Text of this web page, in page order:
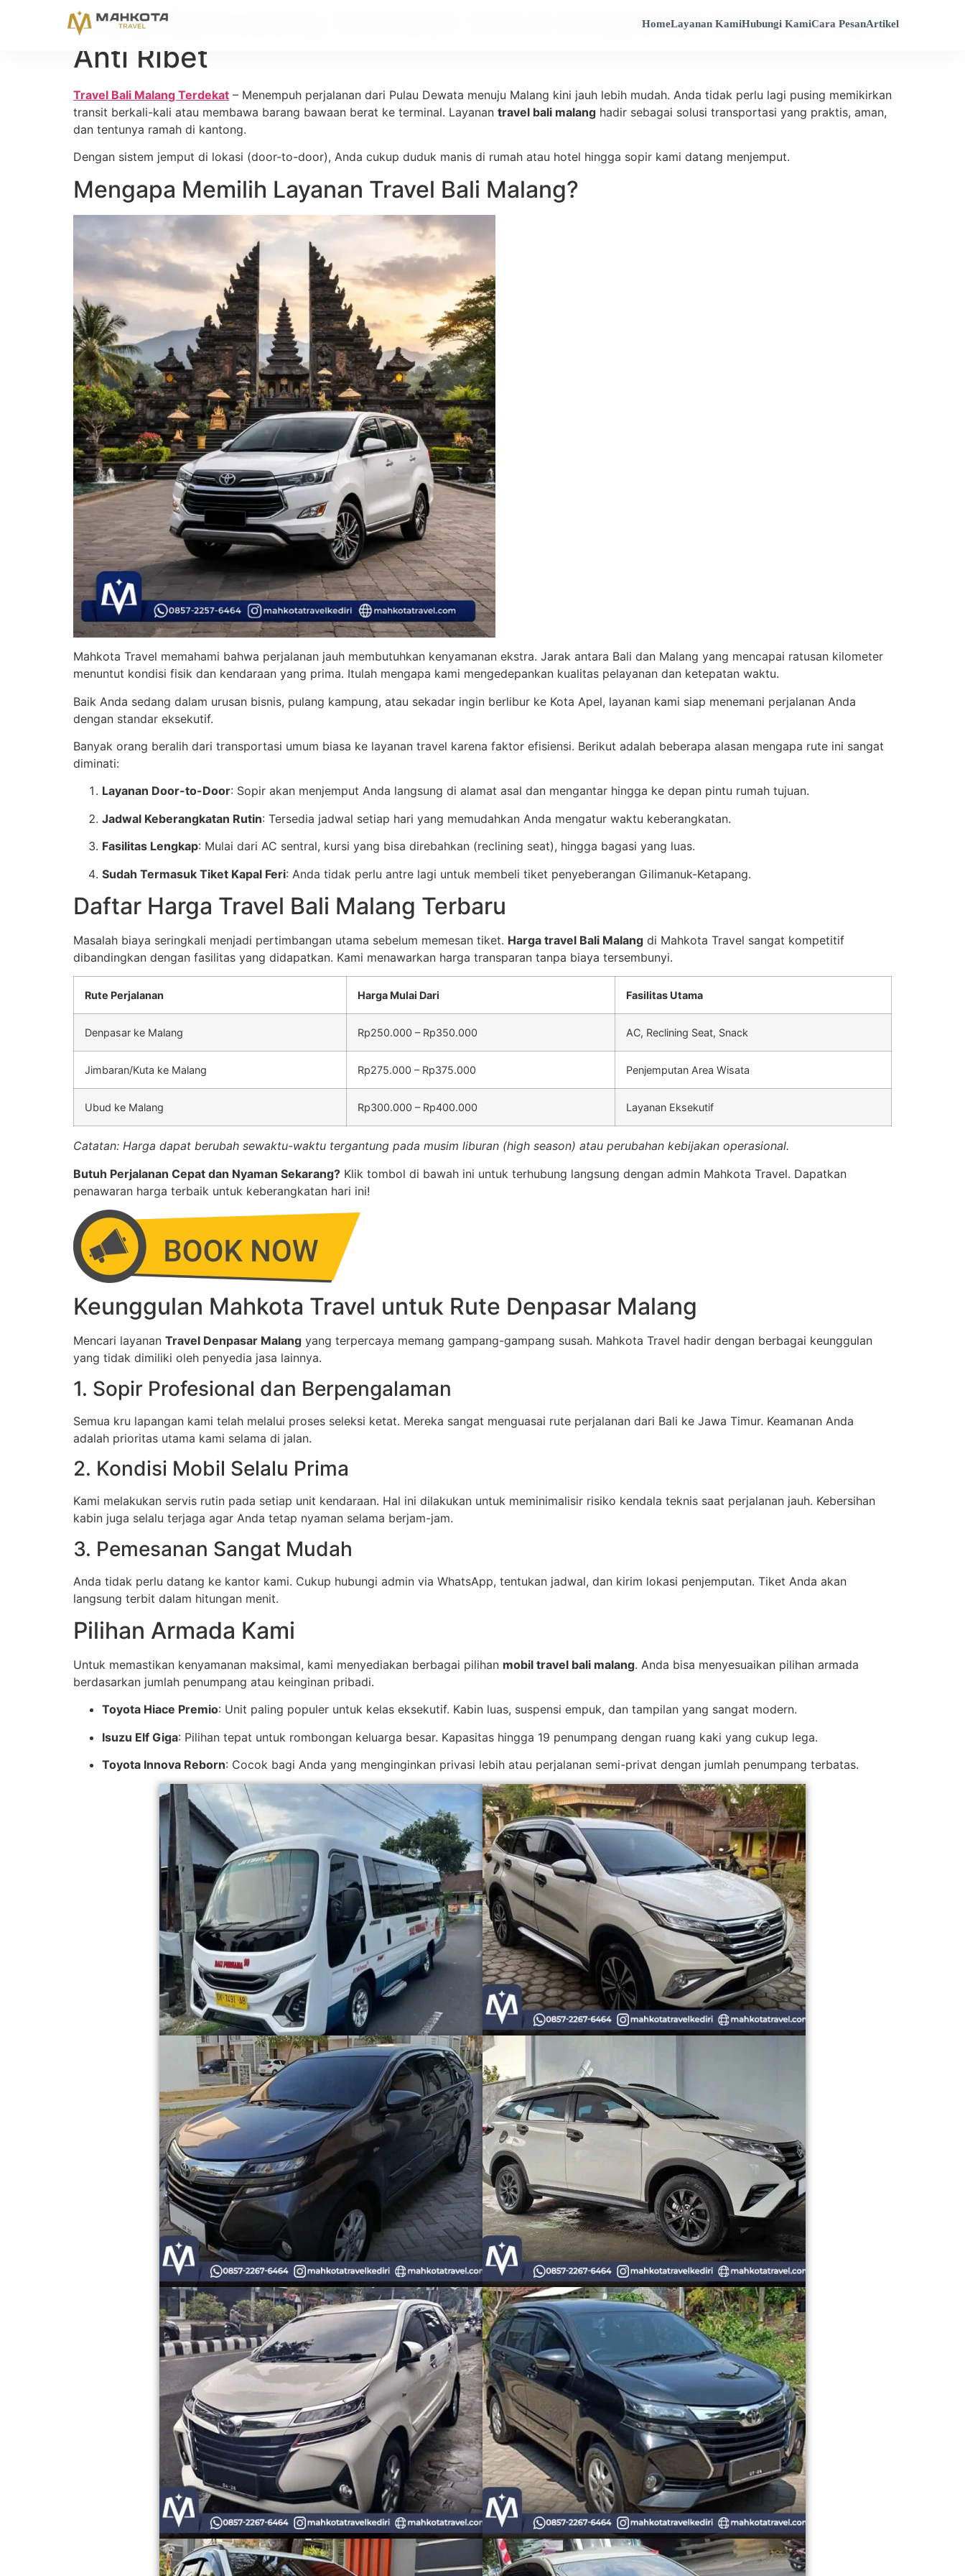
HomeLayanan KamiHubungi KamiCara PesanArtikel
Travel Bali Malang Terdekat: Solusi Perjalanan Nyaman dan
Anti Ribet
Travel Bali Malang Terdekat – Menempuh perjalanan dari Pulau Dewata menuju Malang kini jauh lebih mudah. Anda tidak perlu lagi pusing memikirkan
transit berkali-kali atau membawa barang bawaan berat ke terminal. Layanan travel bali malang hadir sebagai solusi transportasi yang praktis, aman,
dan tentunya ramah di kantong.
Dengan sistem jemput di lokasi (door-to-door), Anda cukup duduk manis di rumah atau hotel hingga sopir kami datang menjemput.
Mengapa Memilih Layanan Travel Bali Malang?
Mahkota Travel memahami bahwa perjalanan jauh membutuhkan kenyamanan ekstra. Jarak antara Bali dan Malang yang mencapai ratusan kilometer
menuntut kondisi fisik dan kendaraan yang prima. Itulah mengapa kami mengedepankan kualitas pelayanan dan ketepatan waktu.
Baik Anda sedang dalam urusan bisnis, pulang kampung, atau sekadar ingin berlibur ke Kota Apel, layanan kami siap menemani perjalanan Anda
dengan standar eksekutif.
Banyak orang beralih dari transportasi umum biasa ke layanan travel karena faktor efisiensi. Berikut adalah beberapa alasan mengapa rute ini sangat
diminati:
Layanan Door-to-Door: Sopir akan menjemput Anda langsung di alamat asal dan mengantar hingga ke depan pintu rumah tujuan.
Jadwal Keberangkatan Rutin: Tersedia jadwal setiap hari yang memudahkan Anda mengatur waktu keberangkatan.
Fasilitas Lengkap: Mulai dari AC sentral, kursi yang bisa direbahkan (reclining seat), hingga bagasi yang luas.
Sudah Termasuk Tiket Kapal Feri: Anda tidak perlu antre lagi untuk membeli tiket penyeberangan Gilimanuk-Ketapang.
Daftar Harga Travel Bali Malang Terbaru
Masalah biaya seringkali menjadi pertimbangan utama sebelum memesan tiket. Harga travel Bali Malang di Mahkota Travel sangat kompetitif
dibandingkan dengan fasilitas yang didapatkan. Kami menawarkan harga transparan tanpa biaya tersembunyi.
Rute Perjalanan Harga Mulai Dari Fasilitas Utama
Denpasar ke Malang Rp250.000 – Rp350.000 AC, Reclining Seat, Snack
Jimbaran/Kuta ke Malang Rp275.000 – Rp375.000 Penjemputan Area Wisata
Ubud ke Malang Rp300.000 – Rp400.000 Layanan Eksekutif
Catatan: Harga dapat berubah sewaktu-waktu tergantung pada musim liburan (high season) atau perubahan kebijakan operasional.
Butuh Perjalanan Cepat dan Nyaman Sekarang? Klik tombol di bawah ini untuk terhubung langsung dengan admin Mahkota Travel. Dapatkan
penawaran harga terbaik untuk keberangkatan hari ini!
Keunggulan Mahkota Travel untuk Rute Denpasar Malang
Mencari layanan Travel Denpasar Malang yang terpercaya memang gampang-gampang susah. Mahkota Travel hadir dengan berbagai keunggulan
yang tidak dimiliki oleh penyedia jasa lainnya.
1. Sopir Profesional dan Berpengalaman
Semua kru lapangan kami telah melalui proses seleksi ketat. Mereka sangat menguasai rute perjalanan dari Bali ke Jawa Timur. Keamanan Anda
adalah prioritas utama kami selama di jalan.
2. Kondisi Mobil Selalu Prima
Kami melakukan servis rutin pada setiap unit kendaraan. Hal ini dilakukan untuk meminimalisir risiko kendala teknis saat perjalanan jauh. Kebersihan
kabin juga selalu terjaga agar Anda tetap nyaman selama berjam-jam.
3. Pemesanan Sangat Mudah
Anda tidak perlu datang ke kantor kami. Cukup hubungi admin via WhatsApp, tentukan jadwal, dan kirim lokasi penjemputan. Tiket Anda akan
langsung terbit dalam hitungan menit.
Pilihan Armada Kami
Untuk memastikan kenyamanan maksimal, kami menyediakan berbagai pilihan mobil travel bali malang. Anda bisa menyesuaikan pilihan armada
berdasarkan jumlah penumpang atau keinginan pribadi.
Toyota Hiace Premio: Unit paling populer untuk kelas eksekutif. Kabin luas, suspensi empuk, dan tampilan yang sangat modern.
Isuzu Elf Giga: Pilihan tepat untuk rombongan keluarga besar. Kapasitas hingga 19 penumpang dengan ruang kaki yang cukup lega.
Toyota Innova Reborn: Cocok bagi Anda yang menginginkan privasi lebih atau perjalanan semi-privat dengan jumlah penumpang terbatas.